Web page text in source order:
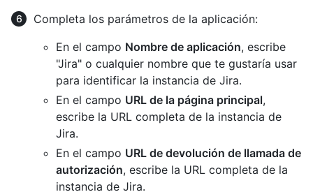
Completa los parámetros de la aplicación:
En el campo Nombre de aplicación, escribe
"Jira" o cualquier nombre que te gustaría usar
para identificar la instancia de Jira.
En el campo URL de la página principal,
escribe la URL completa de la instancia de
Jira.
En el campo URL de devolución de llamada de
autorización, escribe la URL completa de la
instancia de Jira.